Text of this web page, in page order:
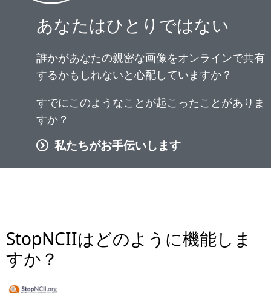
あなたはひとりではない
誰かがあなたの親密な画像をオンラインで共有
するかもしれないと心配していますか？
すでにこのようなことが起こったことがありま
すか？
私たちがお手伝いします
StopNCIIはどのように機能しま
すか？